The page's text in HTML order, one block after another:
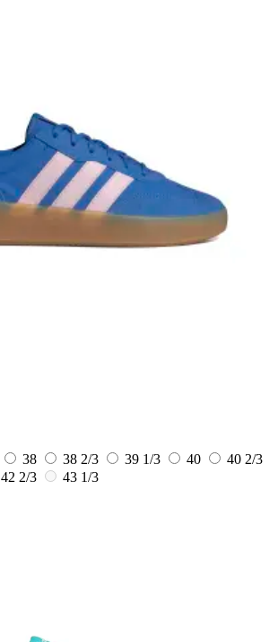
38 38 2/3 39 1/3 40
40 2/3
42 2/3
43 1/3